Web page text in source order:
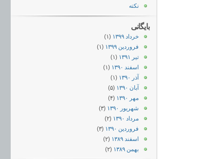
نکته
بایگانی
خرداد ۱۳۹۹
(۱)
فروردین ۱۳۹۹
(۱)
تیر ۱۳۹۱
(۱)
اسفند ۱۳۹۰
(۱)
آذر ۱۳۹۰
(۱)
آبان ۱۳۹۰
(۵)
مهر ۱۳۹۰
(۴)
شهریور ۱۳۹۰
(۳)
مرداد ۱۳۹۰
(۲)
فروردین ۱۳۹۰
(۳)
اسفند ۱۳۸۹
(۲)
بهمن ۱۳۸۹
(۲)